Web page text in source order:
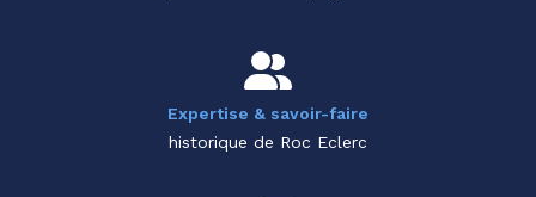
Expertise & savoir-faire
historique de Roc Eclerc